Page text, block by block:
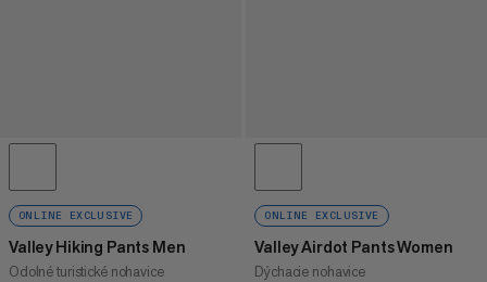
ONLINE EXCLUSIVE
Valley Hiking Pants Men
Odolné turistické nohavice
ONLINE EXCLUSIVE
Valley Airdot Pants Women
Dýchacie nohavice